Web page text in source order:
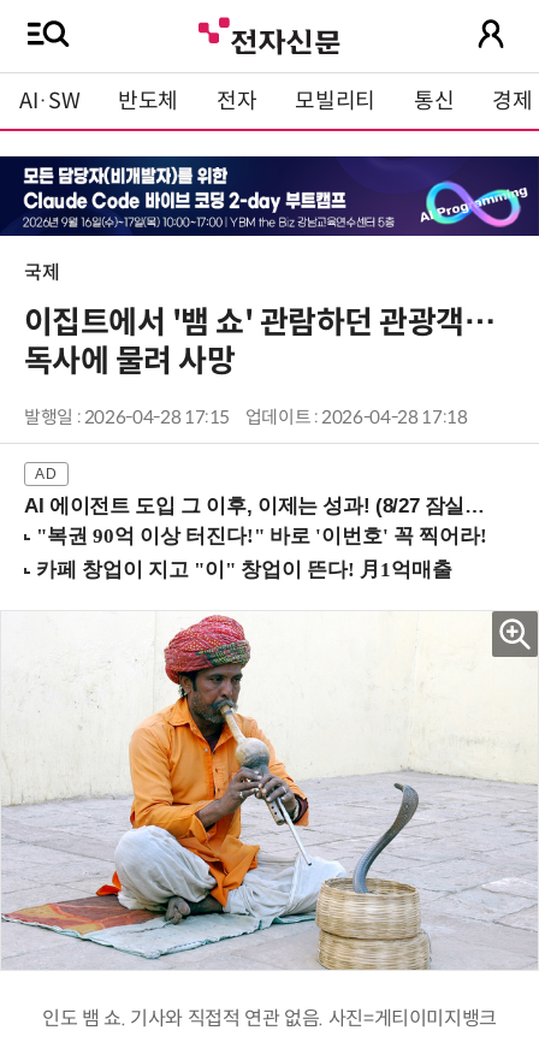
AI·SW 반도체 전자 모빌리티 통신 경제
국제
이집트에서 '뱀 쇼' 관람하던 관광객…
독사에 물려 사망
발행일 : 2026-04-28 17:15 업데이트 : 2026-04-28 17:18
AI 에이전트 도입 그 이후, 이제는 성과! (8/27 잠실역)
인도 뱀 쇼. 기사와 직접적 연관 없음. 사진=게티이미지뱅크